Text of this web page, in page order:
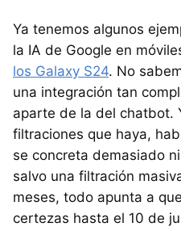
Ya tenemos algunos
la IA de Google en
los Galaxy S24. No
una integración tan
aparte de la del chatbot.
filtraciones que haya,
se concreta demasiado
salvo una filtración
meses, todo apunta a
certezas hasta el 10 de